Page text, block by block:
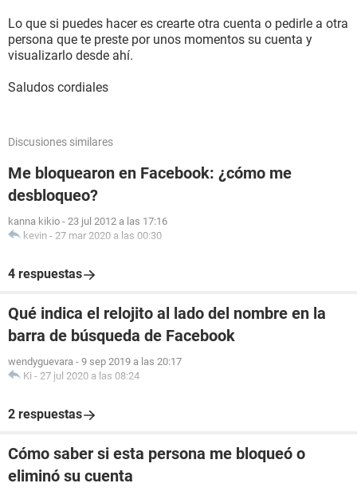
Lo que si puedes hacer es crearte otra cuenta o pedirle a otra
persona que te preste por unos momentos su cuenta y
visualizarlo desde ahí.
Saludos cordiales
Discusiones similares
Me bloquearon en Facebook: ¿cómo me
desbloqueo?
kanna kikio - 23 jul 2012 a las 17:16
kevin - 27 mar 2020 a las 00:30
4 respuestas
Qué indica el relojito al lado del nombre en la
barra de búsqueda de Facebook
wendyguevara - 9 sep 2019 a las 20:17
Ki - 27 jul 2020 a las 08:24
2 respuestas
Cómo saber si esta persona me bloqueó o
eliminó su cuenta